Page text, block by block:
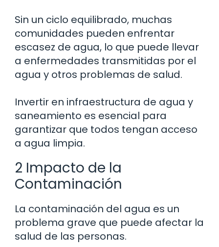
Sin un ciclo equilibrado, muchas
comunidades pueden enfrentar
escasez de agua, lo que puede llevar
a enfermedades transmitidas por el
agua y otros problemas de salud.
Invertir en infraestructura de agua y
saneamiento es esencial para
garantizar que todos tengan acceso
a agua limpia.
2 Impacto de la
Contaminación
La contaminación del agua es un
problema grave que puede afectar la
salud de las personas.